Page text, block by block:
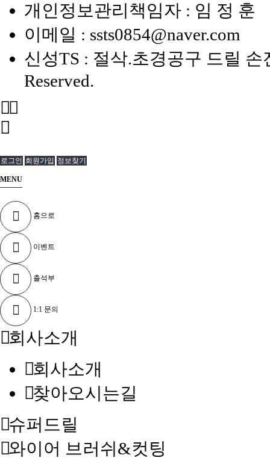
개인정보관리책임자 : 임 정 훈
이메일 : ssts0854@naver.com
신성TS : 절삭.초경공구 드릴
Reserved.
로그인 회원가입 정보찾기
MENU
홈으로
이벤트
출석부
1:1 문의
회사소개
회사소개
찾아오시는길
슈퍼드릴
와이어 브러쉬&컷팅